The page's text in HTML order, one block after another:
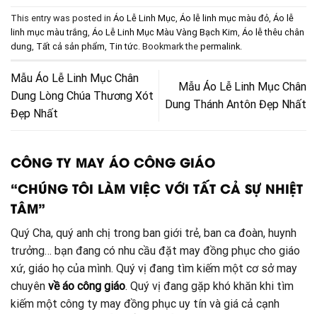
This entry was posted in Áo Lễ Linh Mục, Áo lễ linh mục màu đỏ, Áo lễ
linh mục màu trắng, Áo Lễ Linh Mục Màu Vàng Bạch Kim, Áo lễ thêu chân
dung, Tất cả sản phẩm, Tin tức. Bookmark the permalink.
Mẫu Áo Lễ Linh Mục Chân
Dung Lòng Chúa Thương Xót
Đẹp Nhất
Mẫu Áo Lễ Linh Mục Chân
Dung Thánh Antôn Đẹp Nhất
CÔNG TY MAY ÁO CÔNG GIÁO
“CHÚNG TÔI LÀM VIỆC VỚI TẤT CẢ SỰ NHIỆT
TÂM”
Quý Cha, quý anh chị trong ban giới trẻ, ban ca đoàn, huynh
trưởng… bạn đang có nhu cầu đặt may đồng phục cho giáo
xứ, giáo họ của mình. Quý vị đang tìm kiếm một cơ sở may
chuyên về áo công giáo. Quý vị đang gặp khó khăn khi tìm
kiếm một công ty may đồng phục uy tín và giá cả cạnh